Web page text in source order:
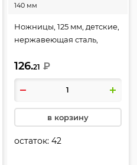
140 мм
Ножницы, 125 мм, детские,
нержавеющая сталь,
вида, европодвес, Звери в
космосе, Erich Krause,
60864
126.21 ₽
в корзину
остаток:42